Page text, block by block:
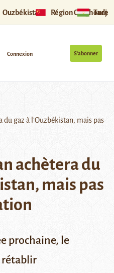
Ouzbékistan Région Ouïghoure
S’abonner
Connexion
du gaz à l’Ouzbékistan, mais pas
achètera du
mais pas
prochaine, le
rétablir